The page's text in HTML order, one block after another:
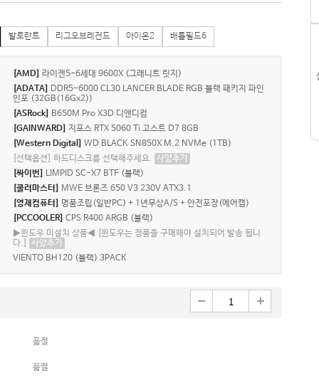
발로란트 리그오브레전드 아이온2 배틀필드6
[AMD] 라이젠5-6세대 9600X (그래니트 릿지)
[ADATA]
DDR5-6000 CL30 LANCER BLADE RGB 블랙 패키지 파인
인포 (32GB(16Gx2))
[ASRock] B650M Pro X3D 디앤디컴
[GAINWARD] 지포스 RTX 5060 Ti 고스트 D7 8GB
[Western Digital] WD BLACK SN850X M.2 NVMe (1TB)
[선택옵션] 하드디스크를 선택해주세요. 사양추가
[싸이번]
LIMPID SC-X7 BTF (블랙)
[쿨러마스터]
MWE 브론즈 650 V3 230V ATX3.1
[영재컴퓨터]
명품조립(일반PC) + 1년무상A/S + 안전포장(에어캡)
[PCCOOLER] CPS R400 ARGB (블랙)
▶윈도우 미설치 상품◀ [윈도우는 정품을 구매해야 설치되어 발송 됩니
다.]
사양추가
VIENTO BH120 (블랙) 3PACK
품절
품절